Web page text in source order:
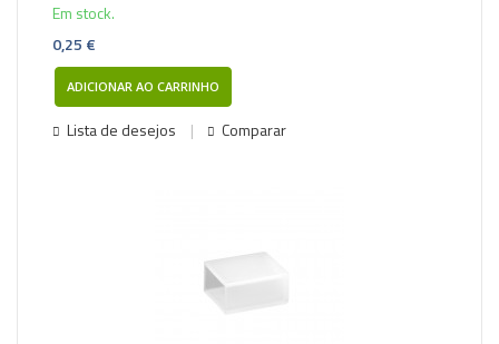
Em stock.
0,25 €
ADICIONAR AO CARRINHO
Lista de desejos Comparar